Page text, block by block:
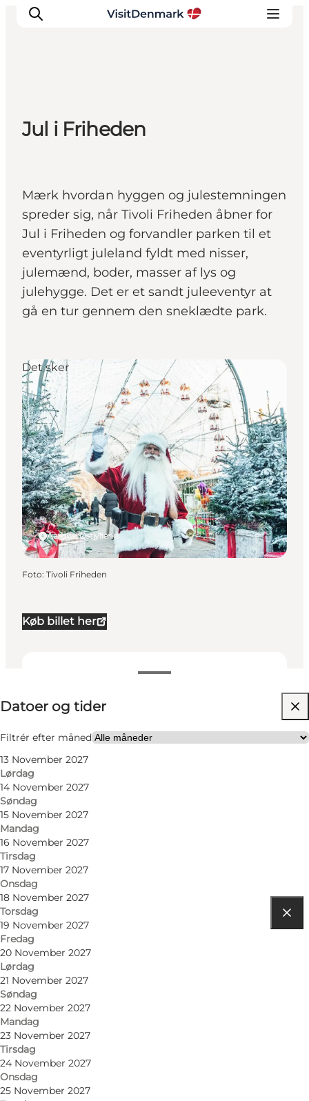
Inspiration
Destinationer
Planlæg ferien
Jul i Friheden
Mærk hvordan hyggen og julestemningen
spreder sig, når Tivoli Friheden åbner for
Jul i Friheden og forvandler parken til et
eventyrligt juleland fyldt med nisser,
julemænd, boder, masser af lys og
julehygge. Det er et sandt juleeventyr at
gå en tur gennem den sneklædte park.
Køb billet her
Datoer og tider
Filtrér efter måned
13 November 2027
Lørdag
14 November 2027
Søndag
15 November 2027
Mandag
16 November 2027
Tirsdag
17 November 2027
Onsdag
18 November 2027
Torsdag
19 November 2027
Fredag
20 November 2027
Lørdag
21 November 2027
Søndag
22 November 2027
Mandag
23 November 2027
Tirsdag
24 November 2027
Onsdag
25 November 2027
Besøg hjemmeside
Børn, Venner, Min partner
Aarhus, Østjylland
Det sker
Foto: Tivoli Friheden
Find vej
Tivoli Friheden
Skovbrynet 5
8000 Aarhus C
Find vej